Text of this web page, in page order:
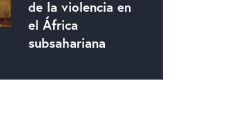
de la violencia en
el África
subsahariana